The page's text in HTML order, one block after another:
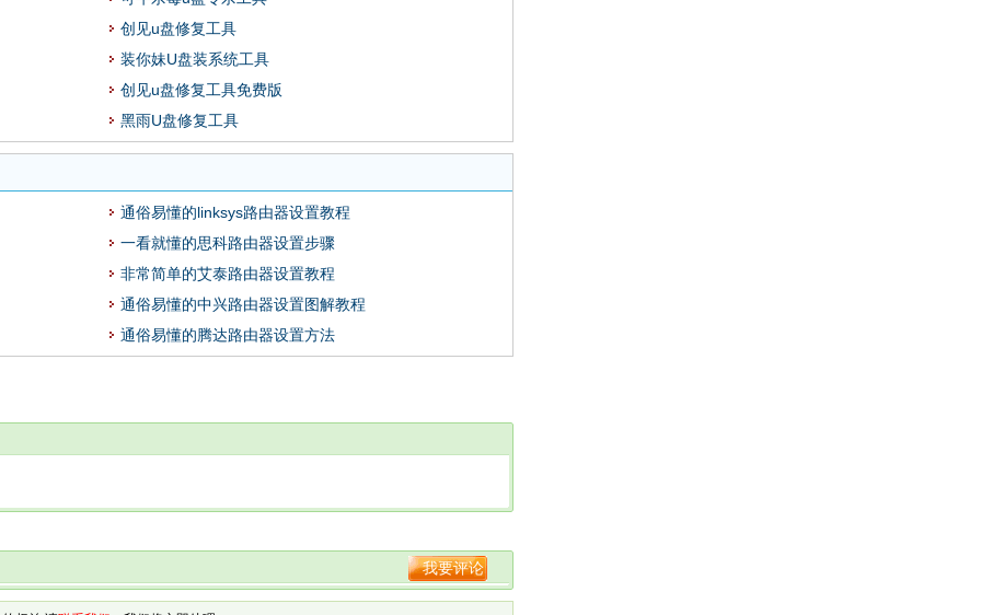
创见u盘修复工具
装你妹U盘装系统工具
创见u盘修复工具免费版
黑雨U盘修复工具
通俗易懂的linksys路由器设置教程
一看就懂的思科路由器设置步骤
非常简单的艾泰路由器设置教程
通俗易懂的中兴路由器设置图解教程
通俗易懂的腾达路由器设置方法
我要评论